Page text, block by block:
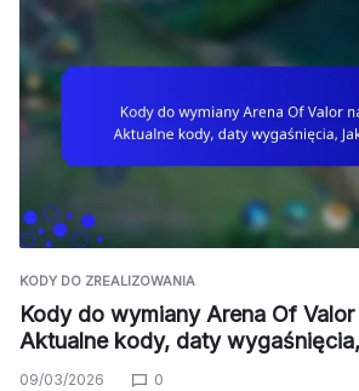
KODY DO ZREALIZOWANIA
Kody do wymiany Arena Of Valor
Aktualne kody, daty
09/03/2026 0